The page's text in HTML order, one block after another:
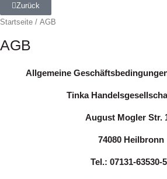
Zurück
Startseite / AGB
AGB
Allgemeine
Tinka
August Mogler Str.
74080 Heilbronn
Tel.: 07131-63530-